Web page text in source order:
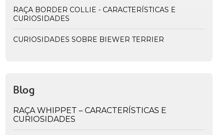
RAÇA BORDER COLLIE - CARACTERÍSTICAS E
CURIOSIDADES
CURIOSIDADES SOBRE BIEWER TERRIER
Blog
RAÇA WHIPPET – CARACTERÍSTICAS E
CURIOSIDADES